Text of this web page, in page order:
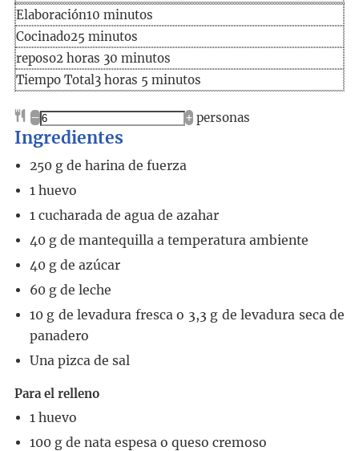
Elaboración
Elaboración10minutos
minutos
Cocinado
Cocinado25minutos
minutos
reposo2horas
horas 30minutos
minutos
Tiempo
Tiempo Total3horas
horas 5minutos
minutos
– + personas
Ingredientes
250 g de harina de fuerza
1 huevo
1 cucharada de agua de azahar
40 g de mantequilla a temperatura ambiente
40 g de azúcar
60 g de leche
10 g de levadura fresca o 3,3 g de levadura seca de
panadero
Una pizca de sal
Para el relleno
1 huevo
100 g de nata espesa o queso cremoso